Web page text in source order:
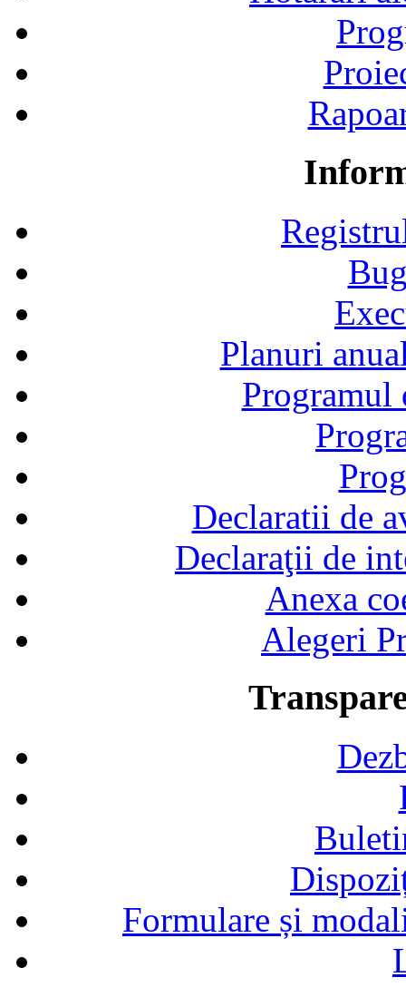
Planuri
Declaratii de
Declaraţii de
Anexa
Alegeri
Formulare și